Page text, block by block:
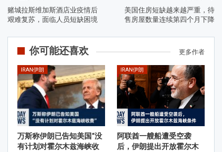
赌城拉斯维加斯酒店业疫情后
艰难复苏，面临人员短缺困境
美国住房短缺越来越严重，待
售房屋数量连续第四个月下降
你可能还喜欢 更多作者
IRAN伊朗
万斯称伊朗已告知美国“没
有计划对霍尔木兹海峡收
IRAN伊朗
阿联酋一艘船遭受空袭
后，伊朗提出开放霍尔木